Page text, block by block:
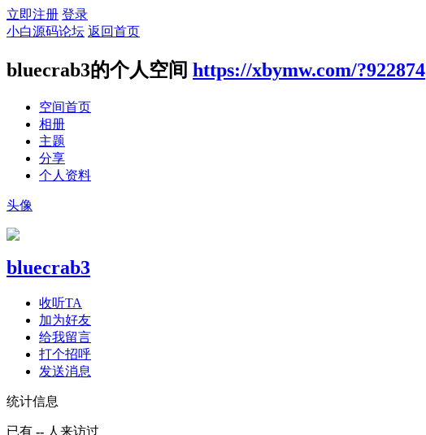
立即注册 登录
小白源码论坛 返回首页
bluecrab3的个人空间 https://xbymw.com/?922874
空间首页
相册
主题
分享
个人资料
头像
bluecrab3
收听TA
加为好友
给我留言
打个招呼
发送消息
统计信息
已有 -- 人来访过